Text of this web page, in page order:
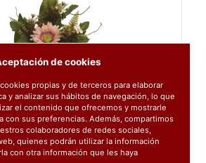
PALMA GERBERA AUTUMN X9
de cookies
propias y de terceros para elaborar
y analizar sus hábitos de navegación, lo que
el contenido que ofrecemos y mostrarle
con sus preferencias. Además, compartimos
colaboradores de redes sociales,
quienes podrán utilizar la información
con otra información que les haya